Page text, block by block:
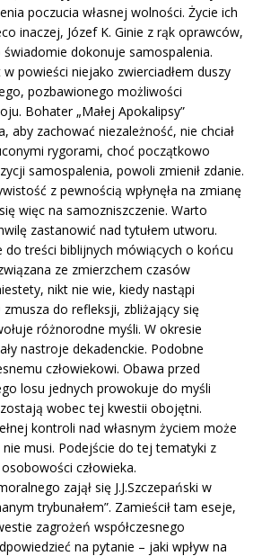
poczucia własnej wolności. Życie ich
inaczej, Józef K. Ginie z rąk oprawców,
dokonuje samospalenia.
powieści niejako zwierciadłem duszy
pozbawionego możliwości
Bohater „Małej Apokalipsy”
aby zachować niezależność, nie chciał
rygorami, choć początkowo
samospalenia, powoli zmienił zdanie.
z pewnością wpłynęła na zmianę
więc na samozniszczenie. Warto
zastanowić nad tytułem utworu.
do treści biblijnych mówiących o końcu
ze zmierzchem czasów
nikt nie wie, kiedy nastąpi
zmusza do refleksji, zbliżający się
różnorodne myśli. W okresie
nastroje dekadenckie. Podobne
człowiekowi. Obawa przed
losu jednych prowokuje do myśli
wobec tej kwestii obojętni.
kontroli nad własnym życiem może
nie musi. Podejście do tej tematyki z
człowieka.
zajął się J.J.Szczepański w
trybunałem”. Zamieścił tam eseje,
zagrożeń współczesnego
na pytanie – jaki wpływ na